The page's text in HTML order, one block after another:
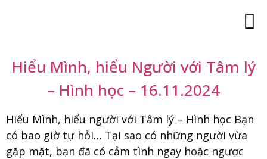
Hiểu Mình, hiểu Người với Tâm lý
– Hình học – 16.11.2024
Hiểu Mình, hiểu người với Tâm lý – Hình học Bạn
có bao giờ tự hỏi… Tại sao có những người vừa
gặp mặt, bạn đã có cảm tình ngay hoặc ngược